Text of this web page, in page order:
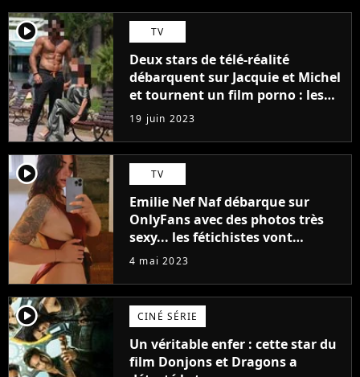
player2 TV
Deux stars de télé-réalité
débarquent sur Jacquie et Michel
et tournent un film porno : les
premières images du tournage
(exclu)
19 juin 2023
player2 TV
Emilie Nef Naf débarque sur
OnlyFans avec des photos très
sexy... les fétichistes vont
prendre leur pied !
4 mai 2023
player2 CINÉ SÉRIE
Un véritable enfer : cette star du
film Donjons et Dragons a